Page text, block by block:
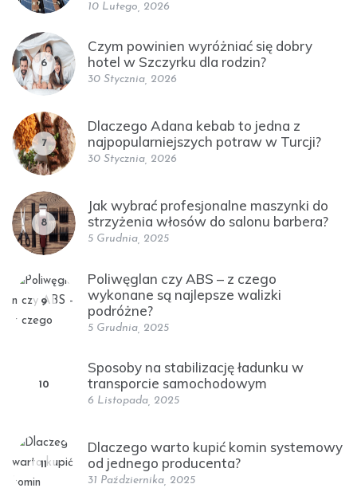
10 Lutego, 2026
6
Czym powinien wyróżniać się dobry
hotel w Szczyrku dla rodzin?
30 Stycznia, 2026
7
Dlaczego Adana kebab to jedna z
najpopularniejszych potraw w Turcji?
30 Stycznia, 2026
8
Jak wybrać profesjonalne maszynki do
strzyżenia włosów do salonu barbera?
5 Grudnia, 2025
9
Poliwęglan czy ABS – z czego
wykonane są najlepsze walizki
podróżne?
5 Grudnia, 2025
10
Sposoby na stabilizację ładunku w
transporcie samochodowym
6 Listopada, 2025
11
Dlaczego warto kupić komin systemowy
od jednego producenta?
31 Października, 2025